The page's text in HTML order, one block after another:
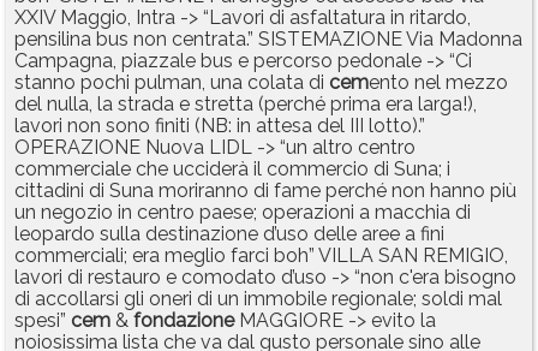
XXIV Maggio, Intra -> “Lavori di asfaltatura in ritardo,
pensilina bus non centrata.” SISTEMAZIONE Via Madonna
Campagna, piazzale bus e percorso pedonale -> “Ci
stanno pochi pulman, una colata di cemento nel mezzo
del nulla, la strada e stretta (perché prima era larga!),
lavori non sono finiti (NB: in attesa del III lotto).”
OPERAZIONE Nuova LIDL -> “un altro centro
commerciale che ucciderà il commercio di Suna; i
cittadini di Suna moriranno di fame perché non hanno più
un negozio in centro paese; operazioni a macchia di
leopardo sulla destinazione d’uso delle aree a fini
commerciali; era meglio farci boh” VILLA SAN REMIGIO,
lavori di restauro e comodato d’uso -> “non c'era bisogno
di accollarsi gli oneri di un immobile regionale; soldi mal
spesi” cem & fondazioneMAGGIORE -> evito la
noiosissima lista che va dal gusto personale sino alle